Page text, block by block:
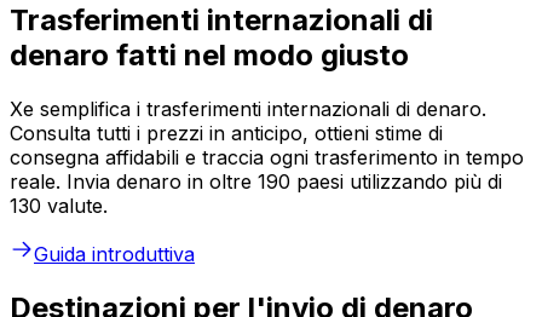
Trasferimenti internazionali di
denaro fatti nel modo giusto
Xe semplifica i trasferimenti internazionali di denaro.
Consulta tutti i prezzi in anticipo, ottieni stime di
consegna affidabili e traccia ogni trasferimento in tempo
reale. Invia denaro in oltre 190 paesi utilizzando più di
130 valute.
Guida introduttiva
Destinazioni per l'invio di denaro